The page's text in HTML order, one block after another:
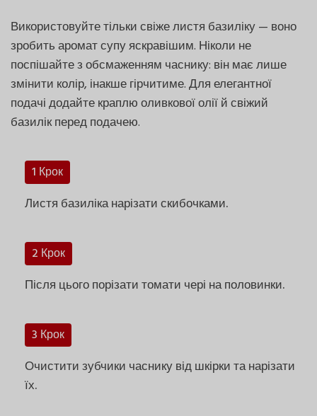
Використовуйте тільки свіже листя базиліку — воно
зробить аромат супу яскравішим. Ніколи не
поспішайте з обсмаженням часнику: він має лише
змінити колір, інакше гірчитиме. Для елегантної
подачі додайте краплю оливкової олії й свіжий
базилік перед подачею.
1 Крок
Листя базиліка нарізати скибочками.
2 Крок
Після цього порізати томати чері на половинки.
3 Крок
Очистити зубчики часнику від шкірки та нарізати
їх.